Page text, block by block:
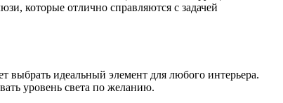
которые отлично справляются с задачей
выбрать идеальный элемент для любого интерьера.
уровень света по желанию.